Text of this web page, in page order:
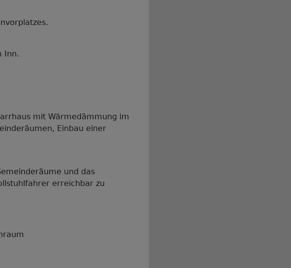
Inn.
mit Wärmedämmung im
Einbau einer
und das
erreichbar zu